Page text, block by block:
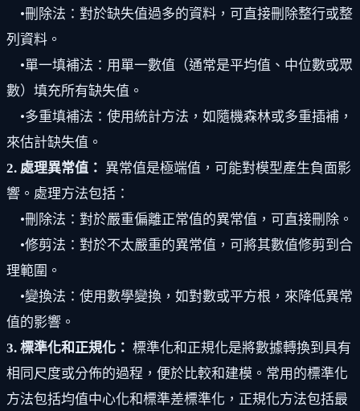
•刪除法：對於缺失值過多的資料，可直接刪除整行或整
列資料。
•單一填補法：用單一數值（通常是平均值、中位數或眾
數）填充所有缺失值。
•多重填補法：使用統計方法，如隨機森林或多重插補，
來估計缺失值。
2. 處理異常值： 異常值是極端值，可能對模型產生負面影
響。處理方法包括：
•刪除法：對於嚴重偏離正常值的異常值，可直接刪除。
•修剪法：對於不太嚴重的異常值，可將其數值修剪到合
理範圍。
•變換法：使用數學變換，如對數或平方根，來降低異常
值的影響。
3. 標準化和正規化： 標準化和正規化是將數據轉換到具有
相同尺度或分佈的過程，便於比較和建模。常用的標準化
方法包括均值中心化和標準差標準化，正規化方法包括最